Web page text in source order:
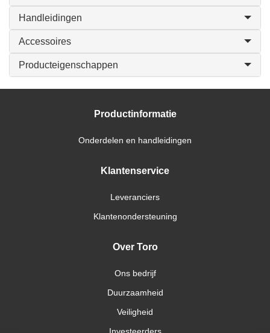
Handleidingen
Accessoires
Producteigenschappen
Productinformatie
Onderdelen en handleidingen
Klantenservice
Leveranciers
Klantenondersteuning
Over Toro
Ons bedrijf
Duurzaamheid
Veiligheid